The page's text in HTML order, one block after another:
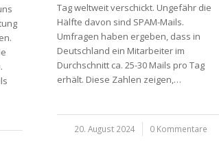
Tag weltweit verschickt. Ungefähr die
Hälfte davon sind SPAM-Mails.
Umfragen haben ergeben, dass in
Deutschland ein Mitarbeiter im
Durchschnitt ca. 25-30 Mails pro Tag
erhält. Diese Zahlen zeigen,…
20. August 2024
/ 0 Kommentare